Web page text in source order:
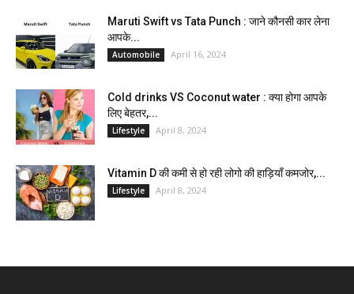
Maruti Swift vs Tata Punch : जाने कौनसी कार लेना
आपके...
Automobile April 16, 2024
Cold drinks VS Coconut water : क्या होगा आपके
लिए बेहतर,...
Lifestyle April 8, 2024
Vitamin D की कमी से हो रही लोगो की हाड़ियाँ कमजोर,...
Lifestyle April 8, 2024